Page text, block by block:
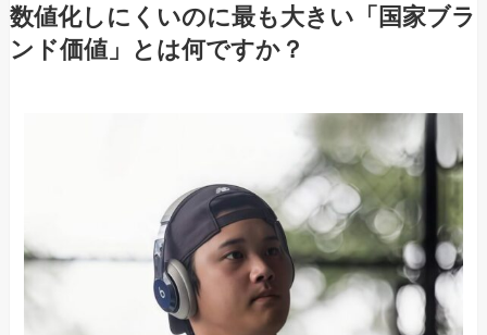
数値化しにくいのに最も大きい「国家ブラ
ンド価値」とは何ですか？